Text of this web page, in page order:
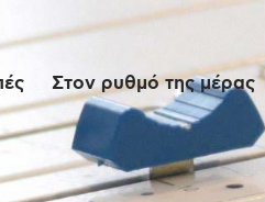
Στον ρυθμό της μέρας
Αρχική
ρυθμό της